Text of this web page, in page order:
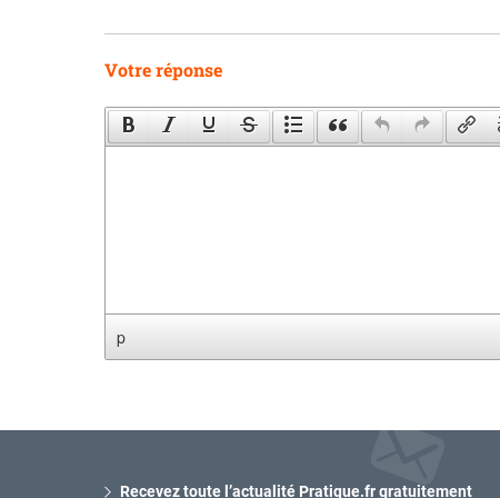
Votre réponse
p
Recevez toute l’actualité Pratique.fr gratuitement